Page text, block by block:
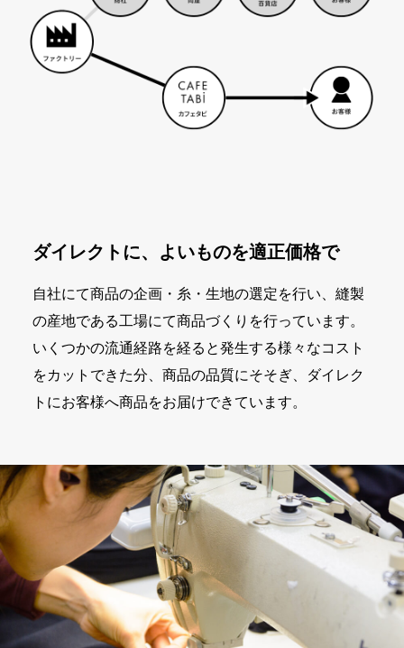
ダイレクトに、よいものを適正価格で
自社にて商品の企画・糸・生地の選定を行い、縫製
の産地である工場にて商品づくりを行っています。
いくつかの流通経路を経ると発生する様々なコスト
をカットできた分、商品の品質にそそぎ、ダイレク
トにお客様へ商品をお届けできています。